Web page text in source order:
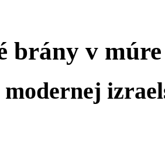
brány v múre